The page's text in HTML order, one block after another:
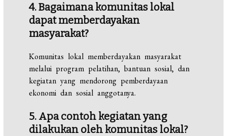
4. Bagaimana komunitas lokal
dapat memberdayakan
masyarakat?
Komunitas lokal memberdayakan masyarakat
melalui program pelatihan, bantuan sosial, dan
kegiatan yang mendorong pemberdayaan
ekonomi dan sosial anggotanya.
5. Apa contoh kegiatan yang
dilakukan oleh komunitas lokal?